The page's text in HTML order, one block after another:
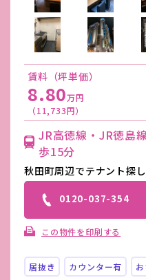
賃料（坪単価）
8.80万円
（11,733円）
JR高徳線・JR徳島
歩15分
秋田町周辺でテナント探
0120-037-354
この物件を印刷する
居抜き カウンター有